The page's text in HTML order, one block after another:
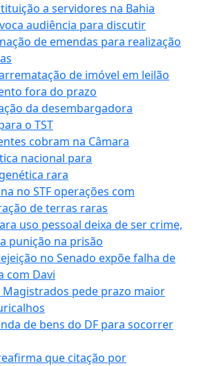
a servidores na Bahia
audiência para discutir
de emendas para realização
de imóvel em leilão
fora do prazo
da desembargadora
o TST
cobram na Câmara
nacional para
rara
no STF operações com
de terras raras
uso pessoal deixa de ser crime,
punição na prisão
no Senado expõe falha de
com Davi
Magistrados pede prazo maior
de bens do DF para socorrer
que citação por